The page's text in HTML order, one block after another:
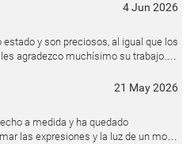
4 Jun 2026
y son preciosos, al igual que los
agradezco muchísimo su trabajo.
21 May 2026
a medida y ha quedado
las expresiones y la luz de un modo